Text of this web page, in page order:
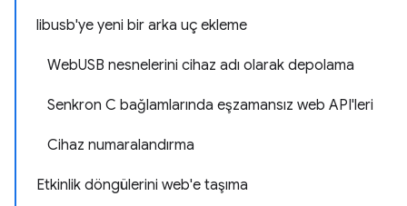
libusb'ye yeni bir arka uç ekleme
WebUSB nesnelerini cihaz adı olarak depolama
Senkron C bağlamlarında eşzamansız web API'leri
Cihaz numaralandırma
Etkinlik döngülerini web'e taşıma